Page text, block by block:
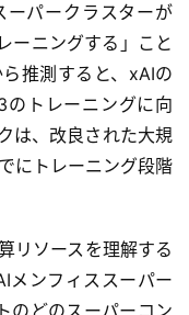
ーパークラスターが
ーニングする」こと
推測すると、xAIの
のトレーニングに向
は、改良された大規
にトレーニング段階
リソースを理解する
メンフィススーパー
のどのスーパーコン